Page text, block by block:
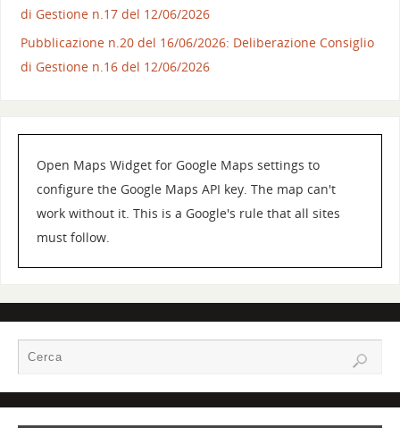
di Gestione n.17 del 12/06/2026
Pubblicazione n.20 del 16/06/2026: Deliberazione Consiglio
di Gestione n.16 del 12/06/2026
Open Maps Widget for Google Maps settings to
configure the Google Maps API key. The map can't
work without it. This is a Google's rule that all sites
must follow.